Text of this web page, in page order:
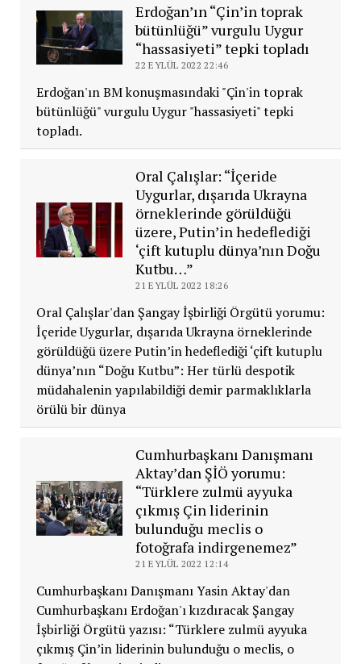
Erdoğan’ın “Çin’in toprak
bütünlüğü” vurgulu Uygur
“hassasiyeti” tepki topladı
22 EYLÜL 2022 22:46
Erdoğan'ın BM konuşmasındaki "Çin'in toprak
bütünlüğü" vurgulu Uygur "hassasiyeti" tepki
topladı.
Oral Çalışlar: “İçeride
Uygurlar, dışarıda Ukrayna
örneklerinde görüldüğü
üzere, Putin’in hedeflediği
‘çift kutuplu dünya’nın Doğu
Kutbu…”
21 EYLÜL 2022 18:26
Oral Çalışlar'dan Şangay İşbirliği Örgütü yorumu:
İçeride Uygurlar, dışarıda Ukrayna örneklerinde
görüldüğü üzere Putin’in hedeflediği ‘çift kutuplu
dünya’nın “Doğu Kutbu”: Her türlü despotik
müdahalenin yapılabildiği demir parmaklıklarla
örülü bir dünya
Cumhurbaşkanı Danışmanı
Aktay’dan ŞİÖ yorumu:
“Türklere zulmü ayyuka
çıkmış Çin liderinin
bulunduğu meclis o
fotoğrafa indirgenemez”
21 EYLÜL 2022 12:14
Cumhurbaşkanı Danışmanı Yasin Aktay'dan
Cumhurbaşkanı Erdoğan'ı kızdıracak Şangay
İşbirliği Örgütü yazısı: “Türklere zulmü ayyuka
çıkmış Çin’in liderinin bulunduğu o meclis, o